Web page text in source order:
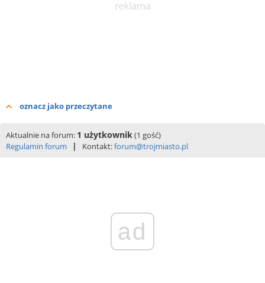
oznacz jako przeczytane
Aktualnie na forum: 1 użytkownik(1 gość)
Regulamin forum
| Kontakt:forum@trojmiasto.pl
ad